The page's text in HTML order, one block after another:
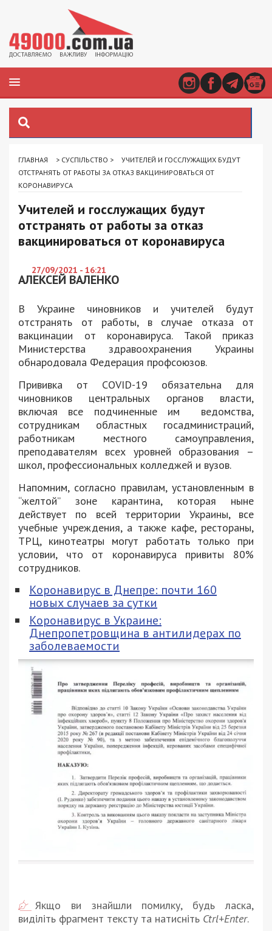
ГЛАВНАЯ > СУСПІЛЬСТВО >
УЧИТЕЛЕЙ И ГОССЛУЖАЩИХ БУДУТ
ОТСТРАНЯТЬ ОТ РАБОТЫ ЗА ОТКАЗ ВАКЦИНИРОВАТЬСЯ ОТ
КОРОНАВИРУСА
Учителей и госслужащих будут
отстранять от работы за отказ
вакцинироваться от коронавируса
27/09/2021 - 16:21
АЛЕКСЕЙ ВАЛЕНКО
В Украине чиновников и учителей будут
отстранять от работы, в случае отказа от
вакцинации от коронавируса. Такой приказ
Министерства здравоохранения Украины
обнародовала Федерация профсоюзов.
Прививка от COVID-19 обязательна для
чиновников центральных органов власти,
включая все подчиненные им ведомства,
сотрудникам областных госадминистраций,
работникам местного самоуправления,
преподавателям всех уровней образования –
школ, профессиональных колледжей и вузов.
Напомним, согласно правилам, установленным в
“желтой” зоне карантина, которая ныне
действует по всей территории Украины, все
учебные учреждения, а также кафе, рестораны,
ТРЦ, кинотеатры могут работать только при
условии, что от коронавируса привиты 80%
сотрудников.
Коронавирус в Днепре: почти 160
новых случаев за сутки
Коронавирус в Украине:
Днепропетровщина в антилидерах по
заболеваемости
Якщо ви знайшли помилку, будь ласка,
виділіть фрагмент тексту та натисніть Ctrl+Enter.